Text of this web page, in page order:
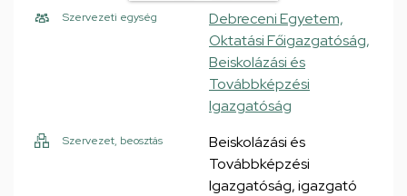
Szervezeti egység
Debreceni Egyetem,
Oktatási Főigazgatóság,
Beiskolázási és
Továbbképzési
Igazgatóság
Szervezet, beosztás
Beiskolázási és
Továbbképzési
Igazgatóság, igazgató